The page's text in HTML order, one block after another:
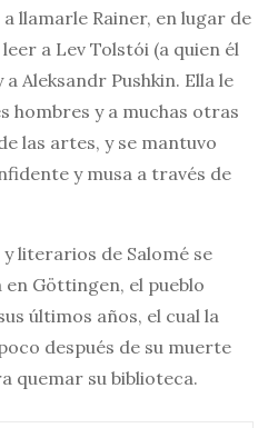
llamarle Rainer, en lugar de
a Lev Tolstói (a quien él
Aleksandr Pushkin. Ella le
hombres y a muchas otras
las artes, y se mantuvo
y musa a través de
literarios de Salomé se
Göttingen, el pueblo
últimos años, el cual la
después de su muerte
quemar su biblioteca.